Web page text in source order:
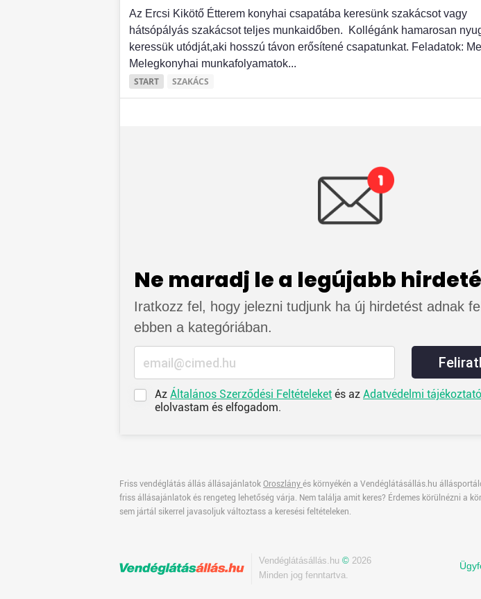
Az Ercsi Kikötő Étterem konyhai csapatába keresünk szakácsot vagy
hátsópályás szakácsot teljes munkaidőben. Kollégánk hamarosan
keressük utódját,aki hosszú távon erősítené csapatunkat. Feladatok:
Melegkonyhai munkafolyamatok...
START
SZAKÁCS
Ne maradj le a legújabb
Iratkozz fel, hogy jelezni tudjunk ha új hirdetést adnak fel
ebben a kategóriában.
Az Általános Szerződési Feltételeket és az Adatvédelmi
elolvastam és elfogadom.
Friss vendéglátás állás állásajánlatok Oroszlány és környékén a Vendéglátásállás.hu
friss állásajánlatok és rengeteg lehetőség várja. Nem találja amit keres? Érdemes körülnézni a
sem jártál sikerrel javasoljuk változtass a keresési feltételeken.
Vendéglátásállás.hu © 2026
Minden jog fenntartva.